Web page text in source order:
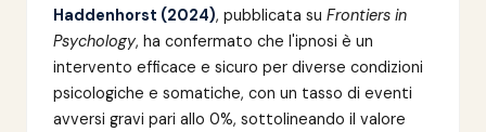
Haddenhorst (2024), pubblicata su Frontiers in
Psychology, ha confermato che l'ipnosi è un
intervento efficace e sicuro per diverse condizioni
psicologiche e somatiche, con un tasso di eventi
avversi gravi pari allo 0%, sottolineando il valore